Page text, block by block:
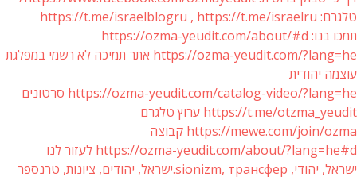
טלגרם: https://t.me/israelblogru , https://t.me/israelru
תמכו בנו: https://ozma-yeudit.com/about/#d
https://ozma-yeudit.com/?lang=he אתר תמיכה לא רשמי במפלגת
עוצמה יהודית
https://ozma-yeudit.com/catalog-video/?lang=he סרטונים
https://t.me/otzma_yeudit ערוץ טלגרם
https://mewe.com/join/ozma קבוצה
https://ozma-yeudit.com/about/?lang=he#d לעזור לנו
ישראל, יהודי, sionizm, трансфер.ישראל, יהודים, ציונות, טרנספר